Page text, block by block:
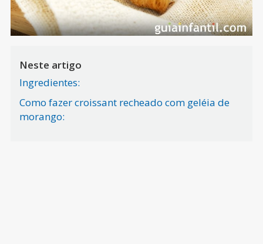
Neste artigo
Ingredientes:
Como fazer croissant recheado com geléia de
morango: